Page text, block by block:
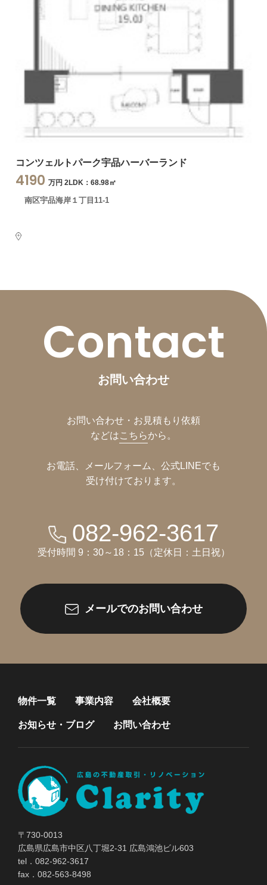
コンツェルトパーク宇品ハーバーランド
4190 万円 2LDK：68.98㎡
南区宇品海岸１丁目11-1
Contact
お問い合わせ
お問い合わせ・お見積もり依頼
などはこちらから。
お電話、メールフォーム、公式LINEでも
受け付けております。
082-962-3617
受付時間 9：30～18：15（定休日：土日祝）
メールでのお問い合わせ
物件一覧 事業内容 会社概要
お知らせ・ブログ お問い合わせ
〒730-0013
広島県広島市中区八丁堀2-31 広島鴻池ビル603
tel．082-962-3617
fax．082-563-8498